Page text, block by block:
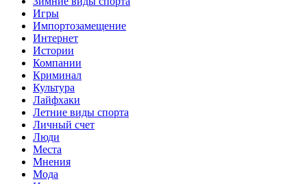
Игры
Импортозамещение
Интернет
Истории
Компании
Криминал
Культура
Лайфхаки
Летние виды спорта
Личный счет
Люди
Места
Мнения
Мода